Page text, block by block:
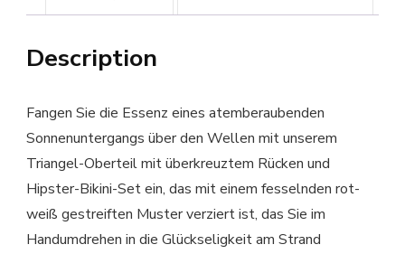
Description
Fangen Sie die Essenz eines atemberaubenden
Sonnenuntergangs über den Wellen mit unserem
Triangel-Oberteil mit überkreuztem Rücken und
Hipster-Bikini-Set ein, das mit einem fesselnden rot-
weiß gestreiften Muster verziert ist, das Sie im
Handumdrehen in die Glückseligkeit am Strand